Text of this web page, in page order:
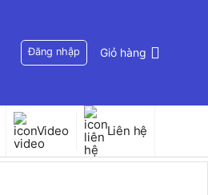
Đăng nhập Giỏ hàng
Video Liên hệ